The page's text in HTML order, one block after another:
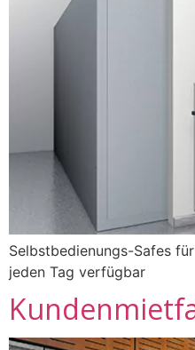
Selbstbedienungs-Safes
jeden Tag verfügbar